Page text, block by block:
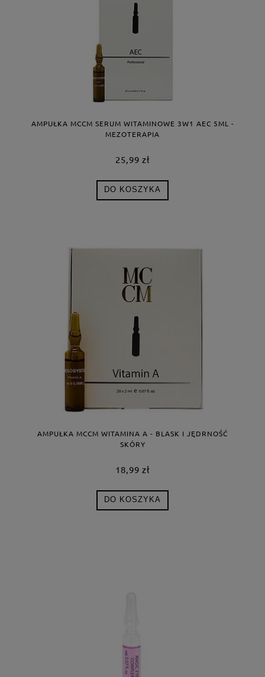
AMPUŁKA MCCM SERUM WITAMINOWE 3W1 AEC 5ML -
MEZOTERAPIA
25,99 zł
DO KOSZYKA
AMPUŁKA MCCM WITAMINA A - BLASK I JĘDRNOŚĆ
SKÓRY
18,99 zł
DO KOSZYKA